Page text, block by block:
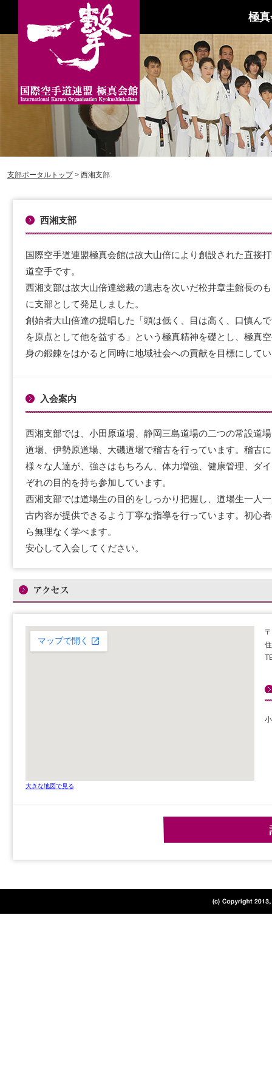
極
支部ポータルトップ> 西湘支部
西湘支部
国際空手道連盟極真会館は故大山倍により創設された直接
道空手です。
西湘支部は故大山倍達総裁の遺志を次いだ松井章圭館長の
に支部として発足しました。
創始者大山倍達の提唱した「頭は低く、目は高く、口慎ん
を原点として他を益する」という極真精神を礎とし、極真
身の鍛錬をはかると同時に地域社会への貢献を目標にして
入会案内
西湘支部では、小田原道場、静岡三島道場の二つの常設道
道場、伊勢原道場、大磯道場で稽古を行っています。稽古
様々な人達が、強さはもちろん、体力増強、健康管理、ダ
ぞれの目的を持ち参加しています。
西湘支部では道場生の目的をしっかり把握し、道場生一人
古内容が提供できるよう丁寧な指導を行っています。初心
ら無理なく学べます。
安心して入会してください。
大きな地図で見る